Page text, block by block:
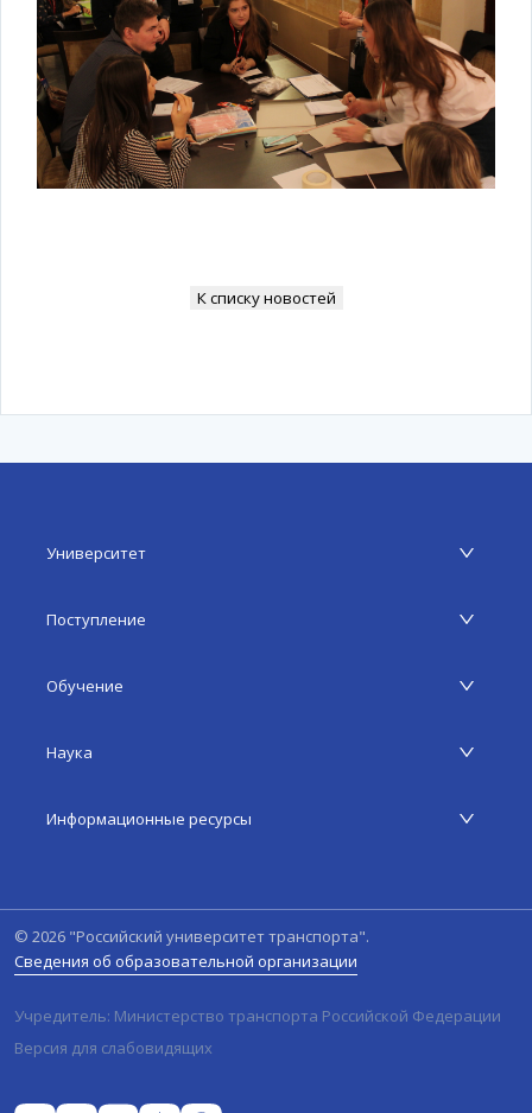
К списку новостей
Университет
Поступление
Обучение
Наука
Информационные ресурсы
© 2026 "Российский университет транспорта".
Сведения об образовательной организации
Учредитель: Министерство транспорта Российской Федерации
Версия для слабовидящих